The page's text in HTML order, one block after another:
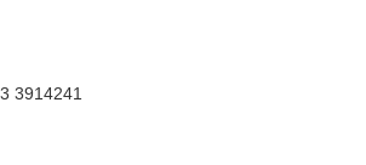
3914241